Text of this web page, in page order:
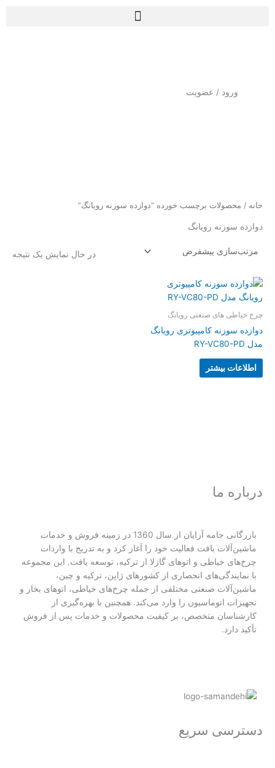
ورود / عضویت
خانه / محصولات برچسب خورده “دوازده سوزنه رویانگ”
دوازده سوزنه رویانگ
در حال نمایش یک نتیجه
چرخ خیاطی های صنعتی رویانگ
دوازده سوزنه کامپیوتری رویانگ
مدل RY-VC80-PD
اطلاعات بیشتر
درباره ما
بازرگانی جامه آرایان از سال 1360 در زمینه فروش و خدمات
ماشین‌آلات بافت فعالیت خود را آغاز کرد و به تدریج با واردات
چرخ‌های خیاطی و اتوهای گازلا از ترکیه، توسعه یافت. این مجموعه
با نمایندگی‌های انحصاری از کشورهای ژاپن، ترکیه و چین،
ماشین‌آلات صنعتی مختلفی از جمله چرخ‌های خیاطی، اتوهای بخار و
تجهیزات اتوماسیون را وارد می‌کند. همچنین با بهره‌گیری از
کارشناسان متخصص، بر کیفیت محصولات و خدمات پس از فروش
تأکید دارد.
دسترسی سریع